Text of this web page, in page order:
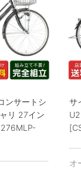
ンサートシ
リ 27イン
サ
オ